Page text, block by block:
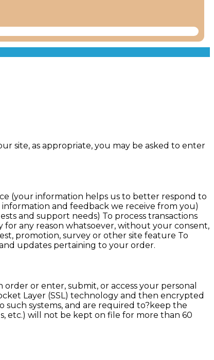
site, as appropriate, you may be asked to enter
(your information helps us to better respond to
and feedback we receive from you)
and support needs) To process transactions
any reason whatsoever, without your consent,
promotion, survey or other site feature To
updates pertaining to your order.
or enter, submit, or access your personal
Layer (SSL) technology and then encrypted
such systems, and are required to?keep the
etc.) will not be kept on file for more than 60